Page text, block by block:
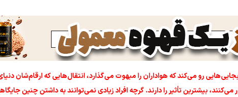
رو می‌کند که هواداران را مبهوت می‌گذارد، انتقال‌هایی که ارقام‌شان
بیشترین تأثیر را دارند. گرچه افراد زیادی نمی‌توانند به داشتن چنین